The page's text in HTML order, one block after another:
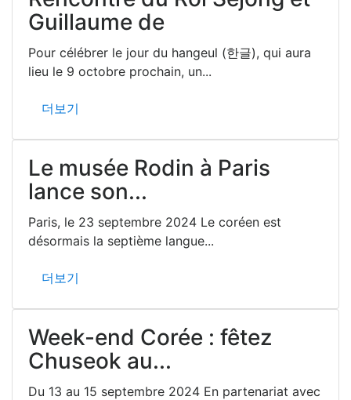
Guillaume de
Pour célébrer le jour du hangeul (한글), qui aura
lieu le 9 octobre prochain, un...
더보기
Le musée Rodin à Paris
lance son...
Paris, le 23 septembre 2024 Le coréen est
désormais la septième langue...
더보기
Week-end Corée : fêtez
Chuseok au...
Du 13 au 15 septembre 2024 En partenariat avec